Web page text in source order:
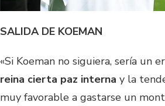
SALIDA DE KOEMAN
«Si Koeman no siguiera, sería un
reina cierta paz interna y la
muy favorable a gastarse un